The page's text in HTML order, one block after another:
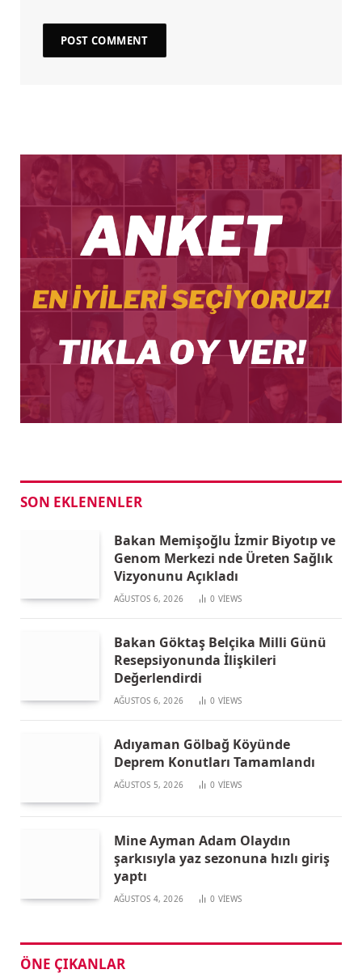
SON EKLENENLER
Bakan Memişoğlu İzmir Biyotıp ve
Genom Merkezi nde Üreten Sağlık
Vizyonunu Açıkladı
AĞUSTOS 6, 2026 0 VIEWS
Bakan Göktaş Belçika Milli Günü
Resepsiyonunda İlişkileri
Değerlendirdi
AĞUSTOS 6, 2026 0 VIEWS
Adıyaman Gölbağ Köyünde
Deprem Konutları Tamamlandı
AĞUSTOS 5, 2026 0 VIEWS
Mine Ayman Adam Olaydın
şarkısıyla yaz sezonuna hızlı giriş
yaptı
AĞUSTOS 4, 2026 0 VIEWS
ÖNE ÇIKANLAR